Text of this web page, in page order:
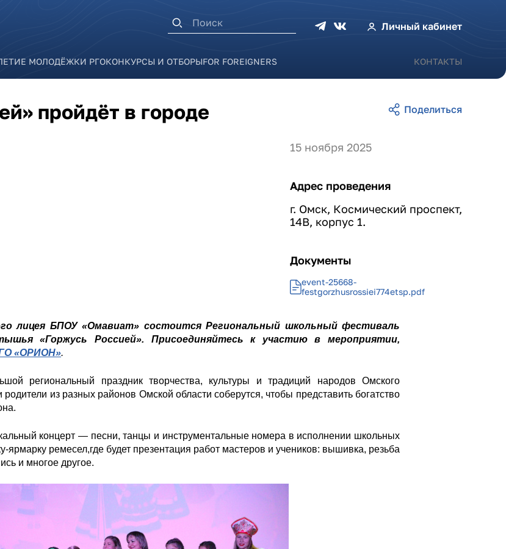
Личный кабинет
Форма поиска
МОЛОДЁЖКИ РГОКОНКУРСЫ И ОТБОРЫFOR FOREIGNERS КОНТАКТЫ
15 ноября 2025
Адрес проведения
г. Омск, Космический проспект,
14В, корпус 1.
Документы
event-25668-
festgorzhusrossiei774etsp.pdf
пройдёт в городе
лицея БПОУ «Омавиат» состоится Региональный школьный фестиваль
«Горжусь Россией». Присоединяйтесь к участию в мероприятии,
«ОРИОН».
региональный праздник творчества, культуры и традиций народов Омского
из разных районов Омской области соберутся, чтобы представить богатство
концерт — песни, танцы и инструментальные номера в исполнении школьных
ярмарку ремесел,где будет презентация работ мастеров и учеников: вышивка, резьба
и многое другое.